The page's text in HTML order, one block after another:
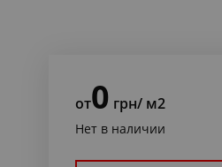
от0 грн/ м2
Нет в наличии